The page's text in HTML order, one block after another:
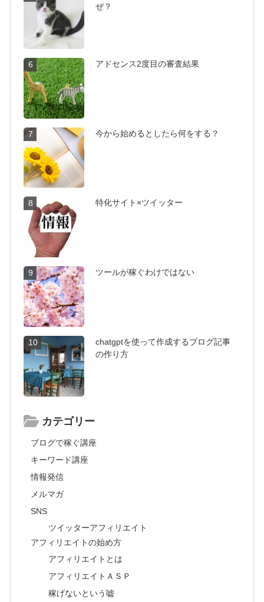
ぜ？
6 アドセンス2度目の審査結果
7 今から始めるとしたら何をする？
8 特化サイト×ツイッター
9 ツールが稼ぐわけではない
10
chatgptを使って作成するブログ記事
の作り方
カテゴリー
ブログで稼ぐ講座
キーワード講座
情報発信
メルマガ
SNS
ツイッターアフィリエイト
アフィリエイトの始め方
アフィリエイトとは
アフィリエイトＡＳＰ
稼げないという嘘